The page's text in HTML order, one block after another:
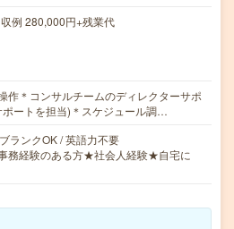
例 280,000円+残業代
作＊コンサルチームのディレクターサポ
ポートを担当)＊スケジュール調…
ランクOK / 英語力不要
務経験のある方★社会人経験★自宅に